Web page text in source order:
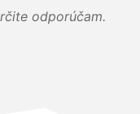
odporúčam.